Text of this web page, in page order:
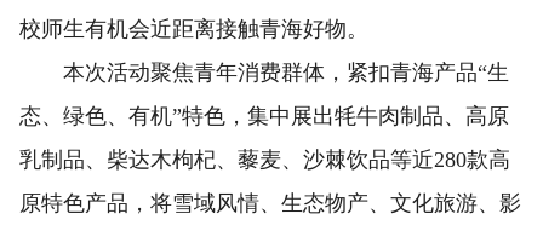
校师生有机会近距离接触青海好物。
本次活动聚焦青年消费群体，紧扣青海产品“生
态、绿色、有机”特色，集中展出牦牛肉制品、高原
乳制品、柴达木枸杞、藜麦、沙棘饮品等近280款高
原特色产品，将雪域风情、生态物产、文化旅游、影